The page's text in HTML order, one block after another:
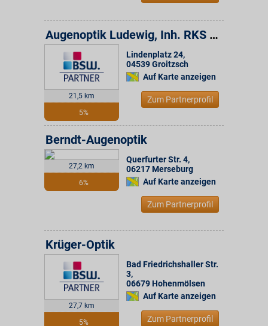
21,5 km
5%
Augenoptik Ludewig, Inh. RKS Optik GmbH
Lindenplatz 24,
04539Groitzsch
Auf Karte anzeigen
Zum Partnerprofil
27,2 km
6%
Berndt-Augenoptik
Querfurter Str. 4,
06217 Merseburg
Auf Karte anzeigen
Zum Partnerprofil
27,7 km
5%
Krüger-Optik
Bad Friedrichshaller Str.
3,
06679 Hohenmölsen
Auf Karte anzeigen
Zum Partnerprofil